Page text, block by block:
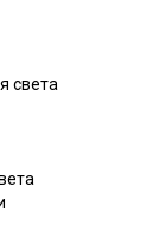
света